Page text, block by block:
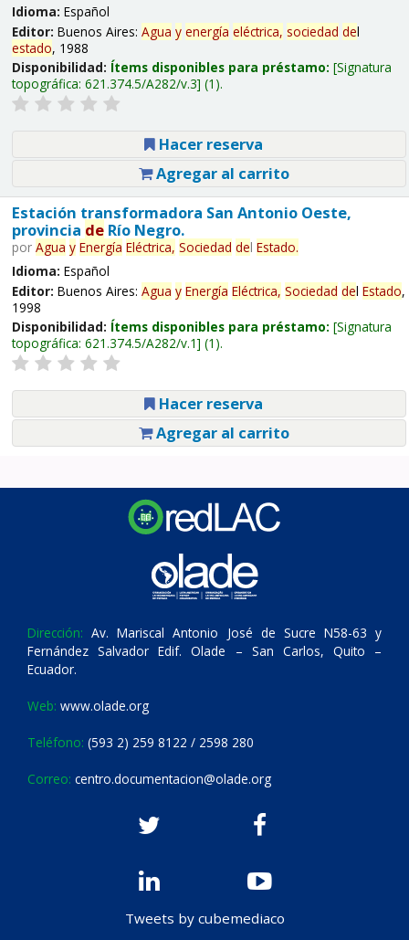
Idioma: Español
Editor: Buenos Aires: Agua y energía eléctrica, sociedad del
estado, 1988
Disponibilidad: Ítems disponibles para préstamo: Signatura
topográfica: 621.374.5/A282/v.3 (1).
Hacer reserva
Agregar al carrito
Estación transformadora San Antonio Oeste,
provincia deRío Negro.
por Agua y Energía Eléctrica, Sociedad del Estado.
Idioma: Español
Editor: Buenos Aires: Agua y Energía Eléctrica, Sociedad del Estado,
1998
Disponibilidad: Ítems disponibles para préstamo: Signatura
topográfica: 621.374.5/A282/v.1 (1).
Hacer reserva
Agregar al carrito
Dirección: Av. Mariscal Antonio José de Sucre N58-63 y
Fernández Salvador Edif. Olade – San Carlos, Quito –
Ecuador.
Web: www.olade.org
Teléfono: (593 2) 259 8122 / 2598 280
Correo: centro.documentacion@olade.org
Tweets by cubemediaco